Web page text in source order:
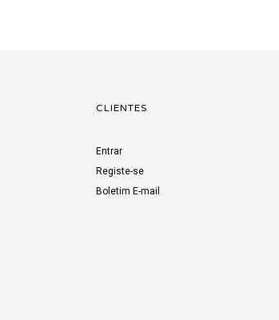
CLIENTES
Entrar
Registe-se
Boletim E-mail